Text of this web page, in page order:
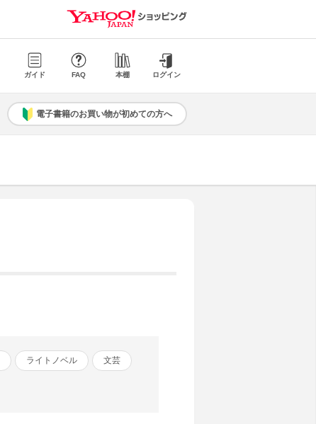
ガイド FAQ 本棚 ログイン
電子書籍のお買い物が初めての方へ
ライトノベル 文芸